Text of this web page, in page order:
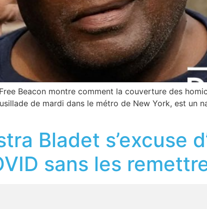
Beacon montre comment la couverture des
de mardi dans le métro de New York, est un
Bladet s’excuse
sans les